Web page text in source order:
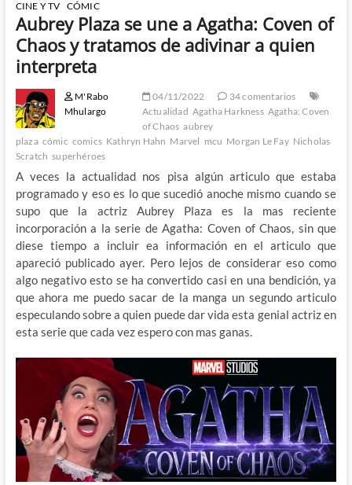
CINE Y TV CÓMIC
Aubrey Plaza se une a Agatha: Coven of
Chaos y tratamos de adivinar a quien
interpreta
M'Rabo
Mhulargo
04/11/2022
34 comentarios
Actualidad Agatha Harkness Agatha: Coven
of Chaos aubrey
plaza cómic comics Kathryn Hahn Marvel mcu Morgan Le Fay Nicholas
Scratch superhéroes
A veces la actualidad nos pisa algún articulo que estaba
programado y eso es lo que sucedió anoche mismo cuando se
supo que la actriz Aubrey Plaza es la mas reciente
incorporación a la serie de Agatha: Coven of Chaos, sin que
diese tiempo a incluir ea información en el articulo que
apareció publicado ayer. Pero lejos de considerar eso como
algo negativo esto se ha convertido casi en una bendición, ya
que ahora me puedo sacar de la manga un segundo articulo
especulando sobre a quien puede dar vida esta genial actriz en
esta serie que cada vez espero con mas ganas.